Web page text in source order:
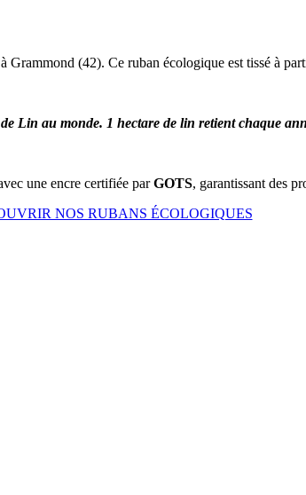
(42). Ce ruban écologique est tissé à
Lin au monde. 1 hectare de lin retient chaque
une encre certifiée parGOTS, garantissant des
NOS RUBANS ÉCOLOGIQUES